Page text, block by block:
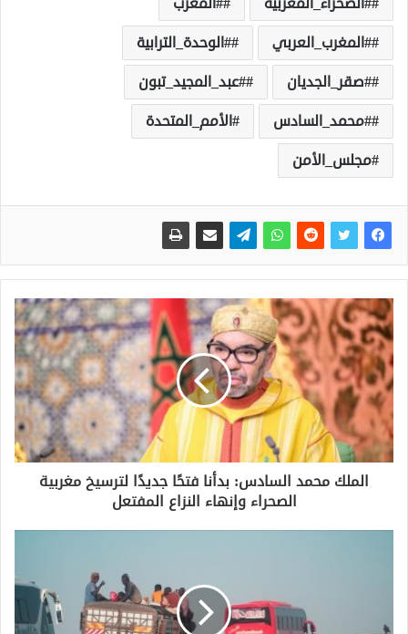
#الصحراء_المغربية
#المغرب
#المغرب_العربي
#الوحدة_الترابية
#صقر_الجديان
#عبد_المجيد_تبون
#محمد_السادس
الأمم_المتحدة
مجلس_الأمن
الملك محمد السادس: بدأنا فتحًا جديدًا لترسيخ مغربية
الصحراء وإنهاء النزاع المفتعل